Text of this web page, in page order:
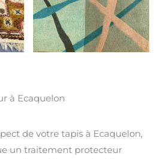
à Ecaquelon
de votre tapis à Ecaquelon,
un traitement protecteur